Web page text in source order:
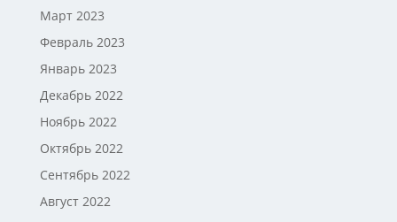
Март 2023
Февраль 2023
Январь 2023
Декабрь 2022
Ноябрь 2022
Октябрь 2022
Сентябрь 2022
Август 2022